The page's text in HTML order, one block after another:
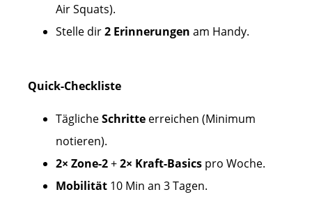
Air Squats).
Stelle dir2 Erinnerungen am Handy.
Quick-Checkliste
TäglicheSchritte erreichen (Minimum
notieren).
2× Zone-2+2× Kraft-Basics pro Woche.
Mobilität 10 Min an 3 Tagen.